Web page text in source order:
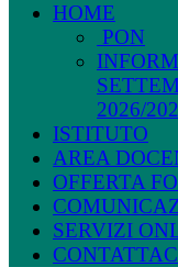
HOME
PON
2026/
ISTITUTO
AREA
OFFERTA
SERVIZI